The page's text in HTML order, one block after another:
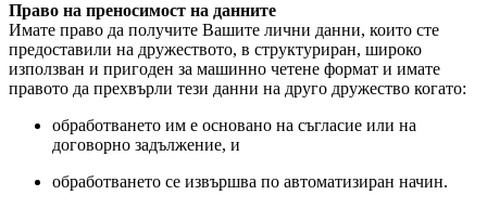
Право на преносимост на данните
Имате право да получите Вашите лични данни, които сте
предоставили на дружеството, в структуриран, широко
използван и пригоден за машинно четене формат и имате
правото да прехвърли тези данни на друго дружество когато:
обработването им е основано на съгласие или на
договорно задължение, и
обработването се извършва по автоматизиран начин.